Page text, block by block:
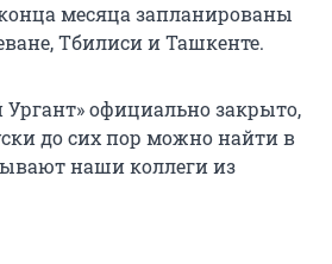
месяца запланированы
Тбилиси и Ташкенте.
официально закрыто,
до сих пор можно найти в
наши коллеги из